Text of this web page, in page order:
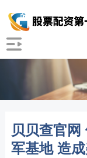
贝贝查官
军基地 造